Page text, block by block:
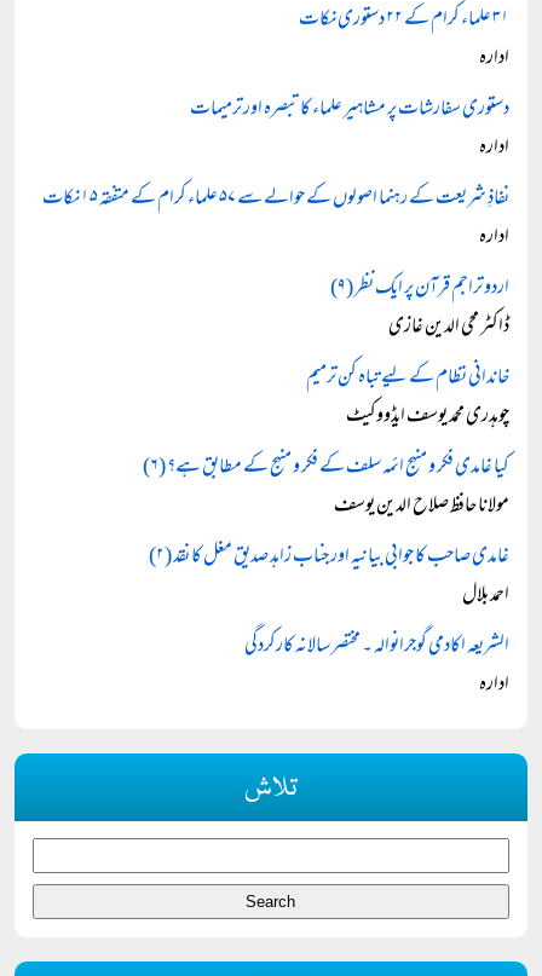
۳۱ علماء کرام کے ۲۲ دستوری نکات
ادارہ
دستوری سفارشات پر مشاہیر علماء کا تبصرہ اور ترمیمات
ادارہ
نفاذِ شریعت کے رہنما اصولوں کے حوالے سے ۵۷ علماء کرام کے متفقہ ۱۵ نکات
ادارہ
اردو تراجم قرآن پر ایک نظر (۹)
ڈاکٹر محی الدین غازی
خاندانی نظام کے لیے تباہ کن ترمیم
چوہدری محمد یوسف ایڈووکیٹ
کیا غامدی فکر و منہج ائمہ سلف کے فکر و منہج کے مطابق ہے؟ (۶)
مولانا حافظ صلاح الدین یوسف
غامدی صاحب کا جوابی بیانیہ اور جناب زاہد صدیق مغل کا نقد (۲)
احمد بلال
الشریعہ اکادمی گوجرانوالہ ۔ مختصر سالانہ کارکردگی
ادارہ
تلاش